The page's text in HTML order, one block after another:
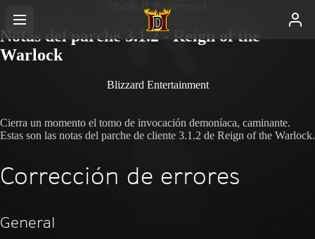
Diablo II: Resurrected
Notas del parche 3.1.2 - Reign of the
Warlock
Blizzard Entertainment
Cierra un momento el tomo de invocación demoníaca, caminante.
Estas son las notas del parche de cliente 3.1.2 de Reign of the Warlock.
Corrección de errores
General